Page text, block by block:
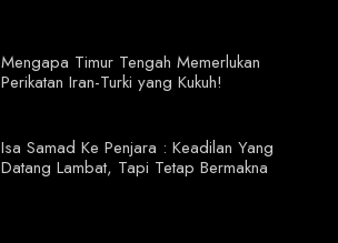
Mengapa Timur Tengah Memerlukan
Perikatan Iran-Turki yang Kukuh!
Isa Samad Ke Penjara : Keadilan Yang
Datang Lambat, Tapi Tetap Bermakna